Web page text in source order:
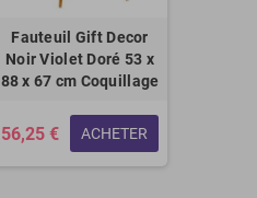
Fauteuil Gift Decor
Noir Violet Doré 53 x
88 x 67 cm Coquillage
56,25 € ACHETER